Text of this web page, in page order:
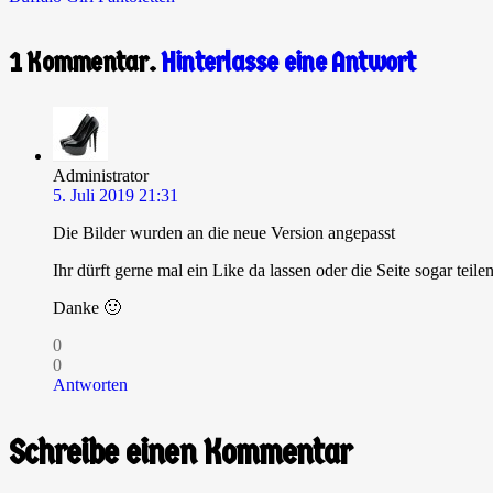
1Kommentar.Hinterlasse eine Antwort
Administrator
5. Juli 2019 21:31
Die Bilder wurden an die neue Version angepasst
Ihr dürft gerne mal ein Like da lassen oder die Seite sogar
Danke 🙂
0
0
Antworten
Schreibe einen Kommentar